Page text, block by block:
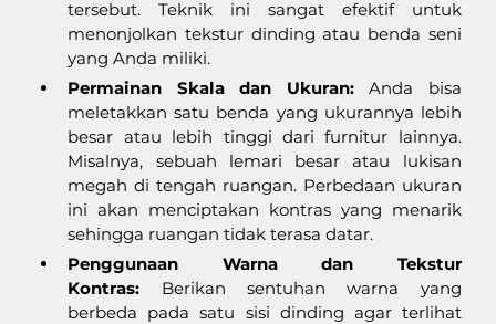
tersebut. Teknik ini sangat efektif untuk
menonjolkan tekstur dinding atau benda seni
yang Anda miliki.
Permainan Skala dan Ukuran: Anda bisa
meletakkan satu benda yang ukurannya lebih
besar atau lebih tinggi dari furnitur lainnya.
Misalnya, sebuah lemari besar atau lukisan
megah di tengah ruangan. Perbedaan ukuran
ini akan menciptakan kontras yang menarik
sehingga ruangan tidak terasa datar.
Penggunaan Warna dan Tekstur
Kontras: Berikan sentuhan warna yang
berbeda pada satu sisi dinding agar terlihat